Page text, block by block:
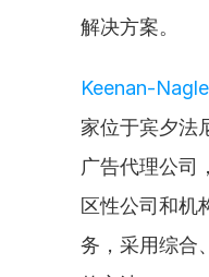
解决方案。
Keenan-
家位于宾夕法
广告代理公司
区性公司和机
务，采用综合